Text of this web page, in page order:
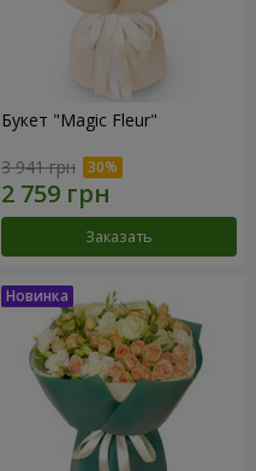
Букет "Magic Fleur"
3 941 грн
Заказать